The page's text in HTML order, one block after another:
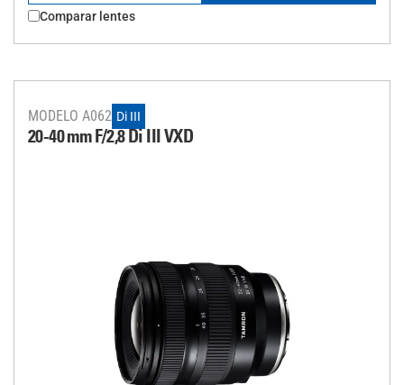
Comparar lentes
MODELO A062 Di III
20-40 mm F/2,8Di IIIVXD